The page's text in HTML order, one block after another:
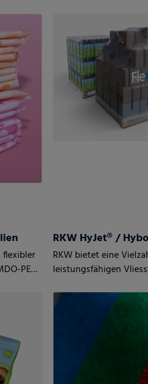
flexibler
PE
RKW HyJet® /
RKW bietet eine
leistungsfähigen